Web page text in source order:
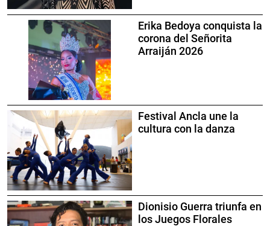
Erika Bedoya conquista la
corona del Señorita
Arraiján 2026
Festival Ancla une la
cultura con la danza
Dionisio Guerra triunfa en
los Juegos Florales